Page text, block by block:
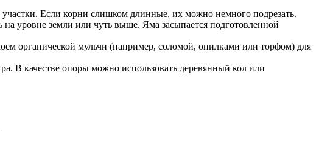
Если корни слишком длинные, их можно немного подрезать.
уровне земли или чуть выше. Яма засыпается подготовленной
органической мульчи (например, соломой, опилками или торфом) для
В качестве опоры можно использовать деревянный кол или